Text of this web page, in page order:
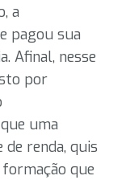
a
pagou sua
Afinal, nesse
por
uma
renda, quis
que